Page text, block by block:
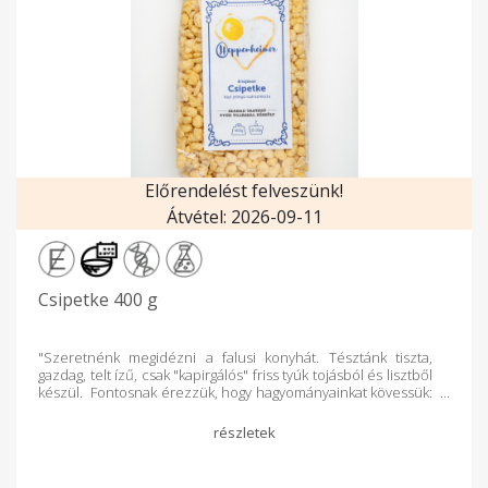
Előrendelést felveszünk!
Átvétel: 2026-09-11
Csipetke 400 g
"Szeretnénk megidézni a falusi konyhát. Tésztánk tiszta,
gazdag, telt ízű, csak "kapirgálós" friss tyúk tojásból és lisztből
készül. Fontosnak érezzük, hogy hagyományainkat kövessük:
szeretettel." Tésztáinkról: A szabadtartású tyúkjaink
tojásából nyolctojásos száraz tészta is készül, olyan falusi